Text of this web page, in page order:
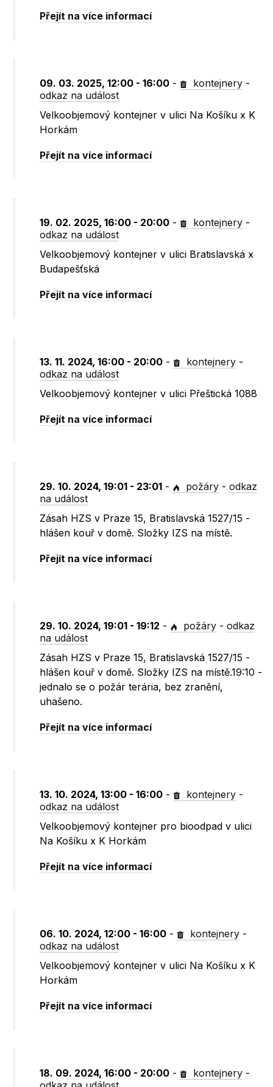
Přejít na více informací
09. 03. 2025, 12:00 - 16:00 - kontejnery -
odkaz na událost
Velkoobjemový kontejner v ulici Na Košíku x K
Horkám
Přejít na více informací
19. 02. 2025, 16:00 - 20:00 - kontejnery -
odkaz na událost
Velkoobjemový kontejner v ulici Bratislavská x
Budapešťská
Přejít na více informací
13. 11. 2024, 16:00 - 20:00 - kontejnery -
odkaz na událost
Velkoobjemový kontejner v ulici Přeštická 1088
Přejít na více informací
29. 10. 2024, 19:01 - 23:01 - požáry -odkaz
na událost
Zásah HZS v Praze 15, Bratislavská 1527/15 -
hlášen kouř v domě. Složky IZS na místě.
Přejít na více informací
29. 10. 2024, 19:01 - 19:12 - požáry -odkaz
na událost
Zásah HZS v Praze 15, Bratislavská 1527/15 -
hlášen kouř v domě. Složky IZS na místě.19:10 -
jednalo se o požár terária, bez zranění,
uhašeno.
Přejít na více informací
13. 10. 2024, 13:00 - 16:00 - kontejnery -
odkaz na událost
Velkoobjemový kontejner pro bioodpad v ulici
Na Košíku x K Horkám
Přejít na více informací
06. 10. 2024, 12:00 - 16:00 - kontejnery -
odkaz na událost
Velkoobjemový kontejner v ulici Na Košíku x K
Horkám
Přejít na více informací
18. 09. 2024, 16:00 - 20:00 - kontejnery -